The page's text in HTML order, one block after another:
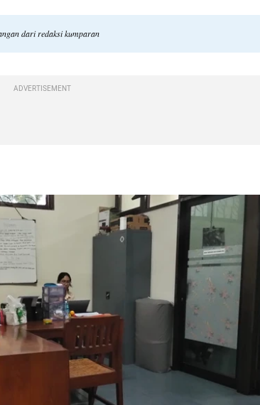
dari redaksi kumparan
ADVERTISEMENT